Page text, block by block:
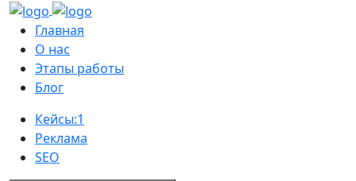
Главная
О нас
Этапы работы
Блог
Кейсы:1
Реклама
SEO